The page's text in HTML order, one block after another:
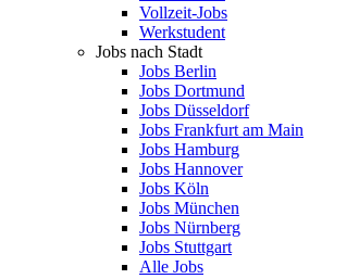
Vollzeit-Jobs
Werkstudent
Jobs nach Stadt
Jobs Berlin
Jobs Dortmund
Jobs Düsseldorf
Jobs Frankfurt am Main
Jobs Hamburg
Jobs Hannover
Jobs Köln
Jobs München
Jobs Nürnberg
Jobs Stuttgart
Alle Jobs